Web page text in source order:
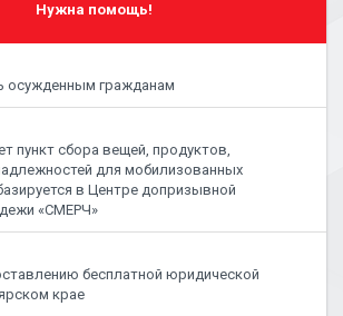
Нужна помощь!
осужденным гражданам
пункт сбора вещей, продуктов,
для мобилизованных
в Центре допризывной
«СМЕРЧ»
бесплатной юридической
крае